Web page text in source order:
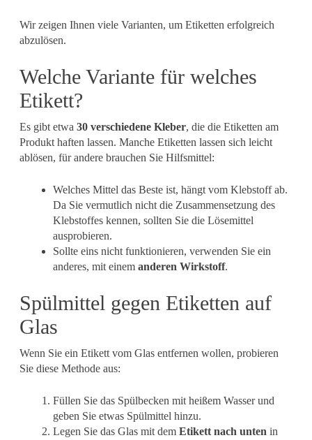
Wir zeigen Ihnen viele Varianten, um Etiketten erfolgreich
abzulösen.
Welche Variante für welches
Etikett?
Es gibt etwa 30 verschiedene Kleber, die die Etiketten am
Produkt haften lassen. Manche Etiketten lassen sich leicht
ablösen, für andere brauchen Sie Hilfsmittel:
Welches Mittel das Beste ist, hängt vom Klebstoff ab.
Da Sie vermutlich nicht die Zusammensetzung des
Klebstoffes kennen, sollten Sie die Lösemittel
ausprobieren.
Sollte eins nicht funktionieren, verwenden Sie ein
anderes, mit einem anderen Wirkstoff.
Spülmittel gegen Etiketten auf
Glas
Wenn Sie ein Etikett vom Glas entfernen wollen, probieren
Sie diese Methode aus:
Füllen Sie das Spülbecken mit heißem Wasser und
geben Sie etwas Spülmittel hinzu.
Legen Sie das Glas mit dem Etikett nach untenin